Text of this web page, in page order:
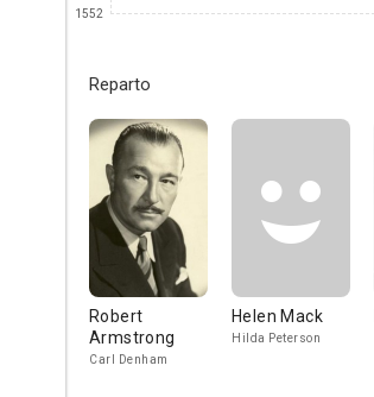
1552
Reparto
Robert
Armstrong
Carl Denham
Helen Mack
Hilda Peterson